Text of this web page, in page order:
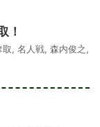
！
取, 名人戦, 森内俊之,